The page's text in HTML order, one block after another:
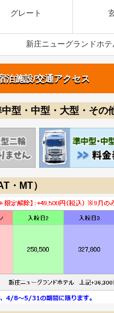
グレート
新庄ニューグランドホテ
泊施設/交通アクセス
型・中型・大型・その
・MT）